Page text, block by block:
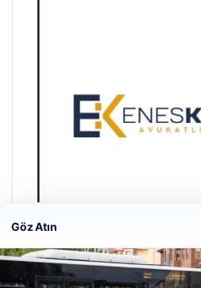
Göz Atın